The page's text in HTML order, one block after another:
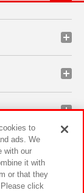
to
ads. We
with our
it with
or that they
click